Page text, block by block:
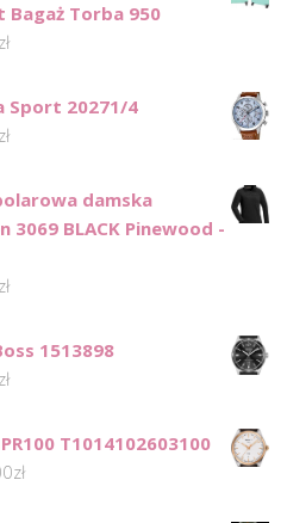
Bagaż Torba 950
zł
Sport 20271/4
zł
damska
3069 BLACK Pinewood -
zł
1513898
zł
T1014102603100
zł